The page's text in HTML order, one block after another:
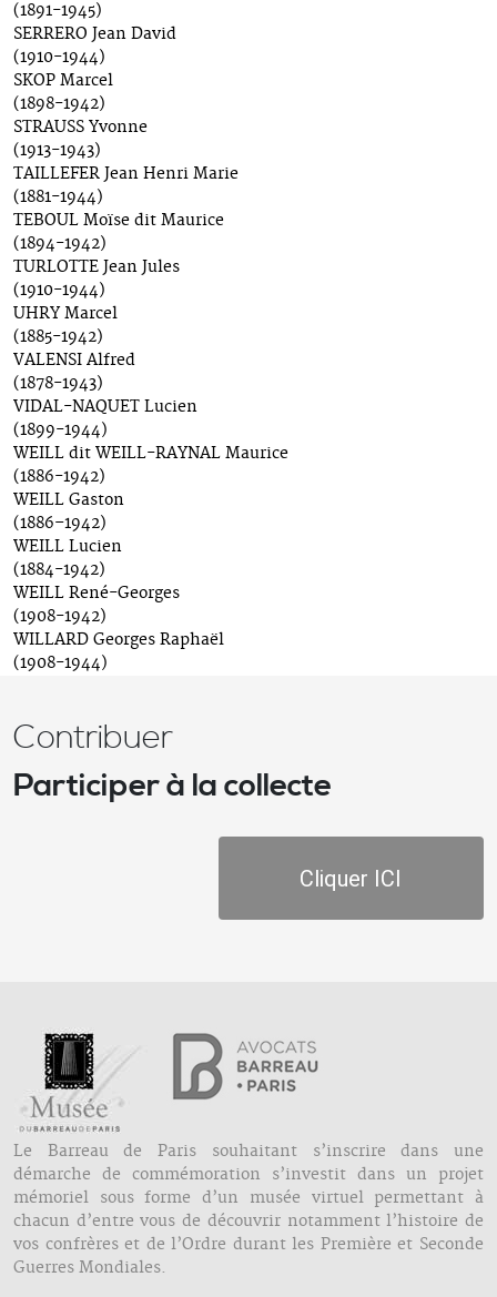
(1891-1945)
SERRERO Jean David
(1910-1944)
SKOP Marcel
(1898-1942)
STRAUSS Yvonne
(1913-1943)
TAILLEFER Jean Henri Marie
(1881-1944)
TEBOUL Moïse dit Maurice
(1894-1942)
TURLOTTE Jean Jules
(1910-1944)
UHRY Marcel
(1885-1942)
VALENSI Alfred
(1878-1943)
VIDAL-NAQUET Lucien
(1899-1944)
WEILL dit WEILL-RAYNAL Maurice
(1886-1942)
WEILL Gaston
(1886–1942)
WEILL Lucien
(1884-1942)
WEILL René-Georges
(1908-1942)
WILLARD Georges Raphaël
(1908-1944)
Contribuer
Participer à la collecte
Cliquer ICI
Le Barreau de Paris souhaitant s’inscrire dans une
démarche de commémoration s’investit dans un projet
mémoriel sous forme d’un musée virtuel permettant à
chacun d’entre vous de découvrir notamment l’histoire de
vos confrères et de l’Ordre durant les Première et Seconde
Guerres Mondiales.